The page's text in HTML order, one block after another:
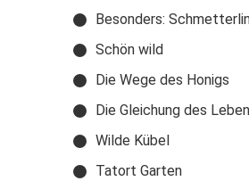
Besonders:
Schön wild
Die Wege des Honigs
Die Gleichung des
Wilde Kübel
Tatort Garten